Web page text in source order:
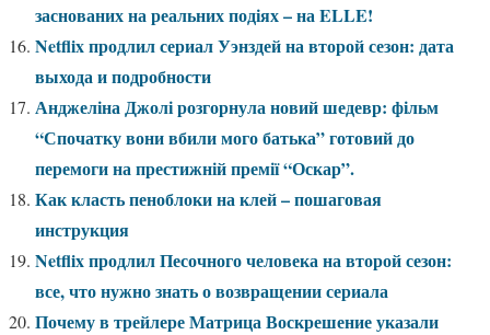
заснованих на реальних подіях – на ELLE!
Netflix продлил сериал Уэнздей на второй сезон: дата
выхода и подробности
Анджеліна Джолі розгорнула новий шедевр: фільм
“Спочатку вони вбили мого батька” готовий до
перемоги на престижній премії “Оскар”.
Как класть пеноблоки на клей – пошаговая
инструкция
Netflix продлил Песочного человека на второй сезон:
все, что нужно знать о возвращении сериала
Почему в трейлере Матрица Воскрешение указали